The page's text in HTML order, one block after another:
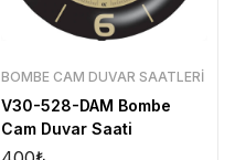
BOMBE CAM DUVAR SAATLERI
V30-528-DAM Bombe
Cam Duvar Saati